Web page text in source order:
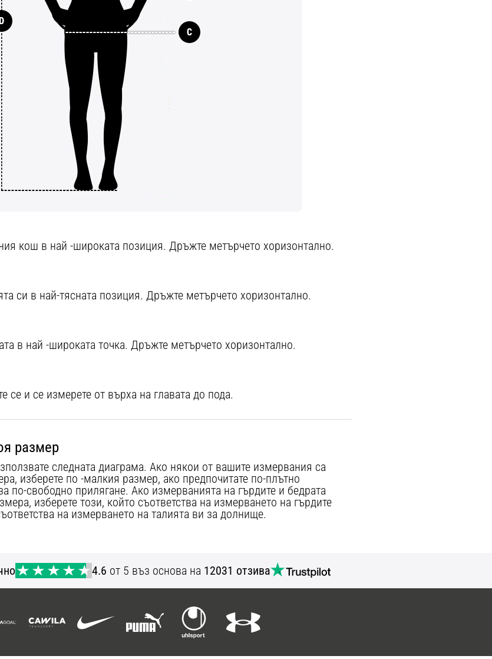
кош в най -широката позиция. Дръжте метърчето хоризонтално.
си в най-тясната позиция. Дръжте метърчето хоризонтално.
в най -широката точка. Дръжте метърчето хоризонтално.
се и се измерете от върха на главата до пода.
размер
следната диаграма. Ако някои от вашите измервания са
изберете по -малкия размер, ако предпочитате по-плътно
по-свободно прилягане. Ако измерванията на гърдите и бедрата
изберете този, който съответства на измерването на гърдите
на измерването на талията ви за долнище.
4.6 от 5 въз основа на 12031 отзива